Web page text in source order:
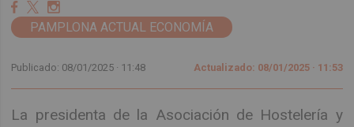
PAMPLONA ACTUAL ECONOMÍA
Publicado: 08/01/2025 · 11:48 Actualizado: 08/01/2025 · 11:53
La presidenta de la Asociación de Hostelería y